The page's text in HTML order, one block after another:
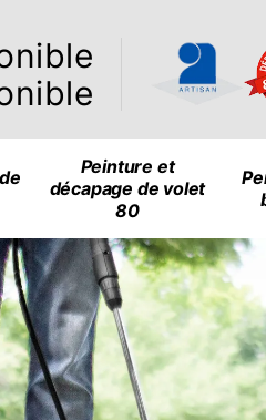
Peinture et
décapage de volet
80